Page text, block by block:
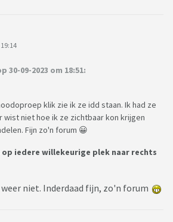
30-09-2023 om 18:51:
klik zie ik ze idd staan. Ik had ze
wist niet hoe ik ze zichtbaar kon krijgen
Fijn zo'n forum 😀
op iedere willekeurige plek naar rechts
niet. Inderdaad fijn, zo'n forum